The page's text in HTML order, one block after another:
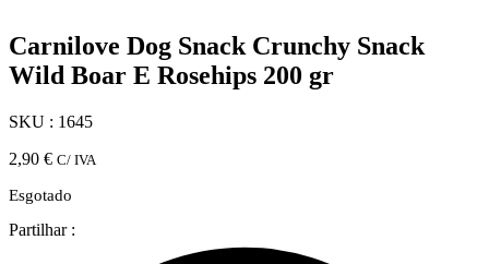
Carnilove Dog Snack Crunchy Snack
Wild Boar E Rosehips 200 gr
SKU : 1645
2,90 € C/ IVA
Esgotado
Partilhar :